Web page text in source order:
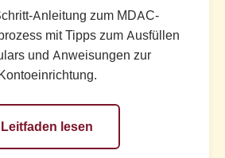
Anleitung zum MDAC-
mit Tipps zum Ausfüllen
und Anweisungen zur
Leitfaden lesen